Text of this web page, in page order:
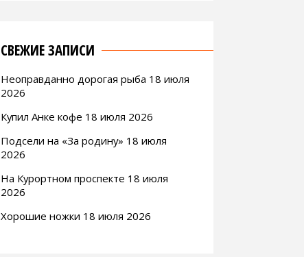
СВЕЖИЕ ЗАПИСИ
Неоправданно дорогая рыба 18 июля
2026
Купил Анке кофе 18 июля 2026
Подсели на «За родину» 18 июля
2026
На Курортном проспекте 18 июля
2026
Хорошие ножки 18 июля 2026